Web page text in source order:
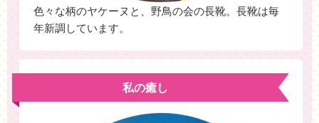
色々な柄のヤケーヌと、野鳥の会の長靴。長靴は毎
年新調しています。
私の癒し